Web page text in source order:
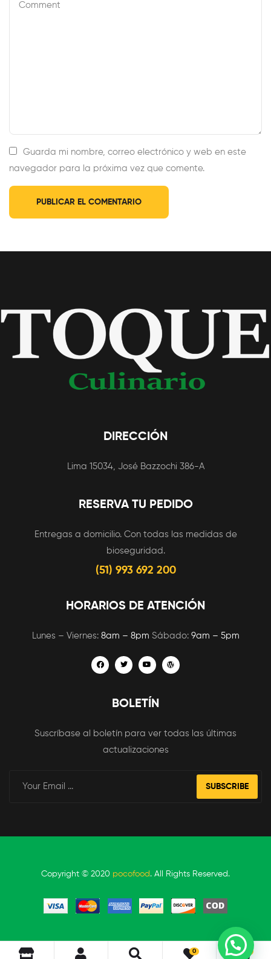
Guarda mi nombre, correo electrónico y web en este
navegador para la próxima vez que comente.
DIRECCIÓN
Lima 15034, José Bazzochi 386-A
RESERVA TU PEDIDO
Entregas a domicilio. Con todas las medidas de
bioseguridad.
(51) 993 692 200
HORARIOS DE ATENCIÓN
Lunes – Viernes: 8am – 8pm Sábado: 9am – 5pm
BOLETÍN
Suscríbase al boletín para ver todas las últimas
actualizaciones
SUBSCRIBE
Copyright © 2020 pocofood . All Rights Reserved.
0